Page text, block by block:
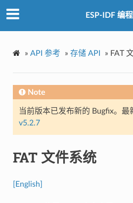
ESP-IDF 编
» API 参考 » 存储 API » FAT
Note
当前版本已发布新的 Bugfix。最
v5.2.7
FAT 文件系统
[English]